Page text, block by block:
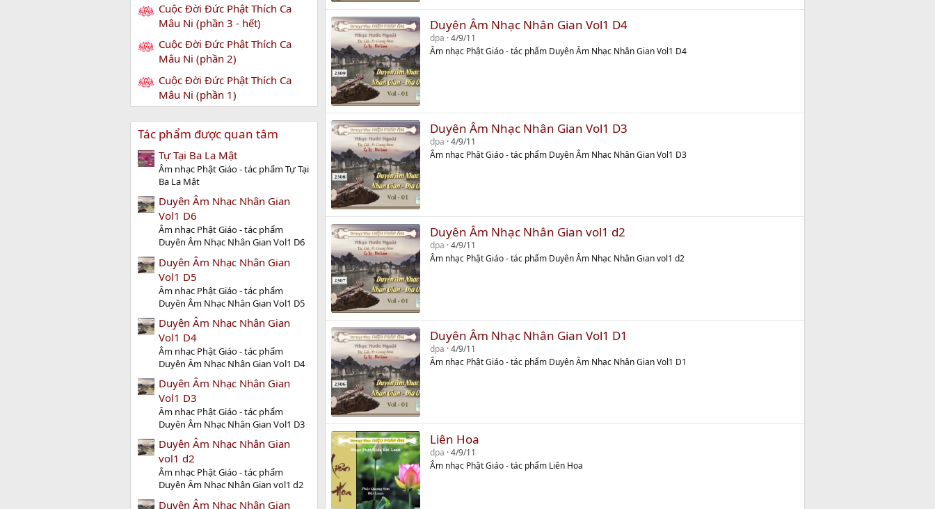
Cuộc Đời Đức Phật Thích Ca
Mâu Ni (phần 3 - hết)
Cuộc Đời Đức Phật Thích Ca
Mâu Ni (phần 2)
Cuộc Đời Đức Phật Thích Ca
Mâu Ni (phần 1)
Tác phẩm được quan tâm
Tự Tại Ba La Mật
Âm nhạc Phật Giáo - tác phẩm Tự Tại
Ba La Mật
Duyên Âm Nhạc Nhân Gian
Vol1 D6
Âm nhạc Phật Giáo - tác phẩm
Duyên Âm Nhạc Nhân Gian Vol1 D6
Duyên Âm Nhạc Nhân Gian
Vol1 D5
Âm nhạc Phật Giáo - tác phẩm
Duyên Âm Nhạc Nhân Gian Vol1 D5
Duyên Âm Nhạc Nhân Gian
Vol1 D4
Âm nhạc Phật Giáo - tác phẩm
Duyên Âm Nhạc Nhân Gian Vol1 D4
Duyên Âm Nhạc Nhân Gian
Vol1 D3
Âm nhạc Phật Giáo - tác phẩm
Duyên Âm Nhạc Nhân Gian Vol1 D3
Duyên Âm Nhạc Nhân Gian
vol1 d2
Âm nhạc Phật Giáo - tác phẩm
Duyên Âm Nhạc Nhân Gian vol1 d2
Duyên Âm Nhạc Nhân Gian
Duyên Âm Nhạc Nhân Gian Vol1 D4
dpa 4/9/11
Âm nhạc Phật Giáo - tác phẩm Duyên Âm Nhạc Nhân Gian Vol1 D4
Duyên Âm Nhạc Nhân Gian Vol1 D3
dpa 4/9/11
Âm nhạc Phật Giáo - tác phẩm Duyên Âm Nhạc Nhân Gian Vol1 D3
Duyên Âm Nhạc Nhân Gian vol1 d2
dpa 4/9/11
Âm nhạc Phật Giáo - tác phẩm Duyên Âm Nhạc Nhân Gian vol1 d2
Duyên Âm Nhạc Nhân Gian Vol1 D1
dpa 4/9/11
Âm nhạc Phật Giáo - tác phẩm Duyên Âm Nhạc Nhân Gian Vol1 D1
Liên Hoa
dpa 4/9/11
Âm nhạc Phật Giáo - tác phẩm Liên Hoa